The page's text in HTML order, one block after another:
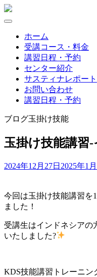
Skip
ホーム
受講コース・料金
講習日程・予約
センター紹介
サスティナレポート
お問い合わせ
講習日程・予約
ブログ玉掛け技能
玉掛け技能講習
2024年12月27日 2025年1
今回は玉掛け技能講習を
ました！
受講生はインドネシアの
いたしました?
KDS技能講習トレーニン